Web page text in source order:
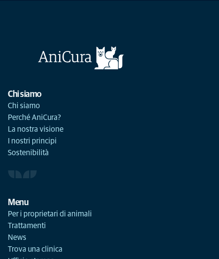
Chi siamo
Chi siamo
Perché AniCura?
La nostra visione
I nostri principi
Sostenibilità
Menu
Per i proprietari di animali
Trattamenti
News
Trova una clinica